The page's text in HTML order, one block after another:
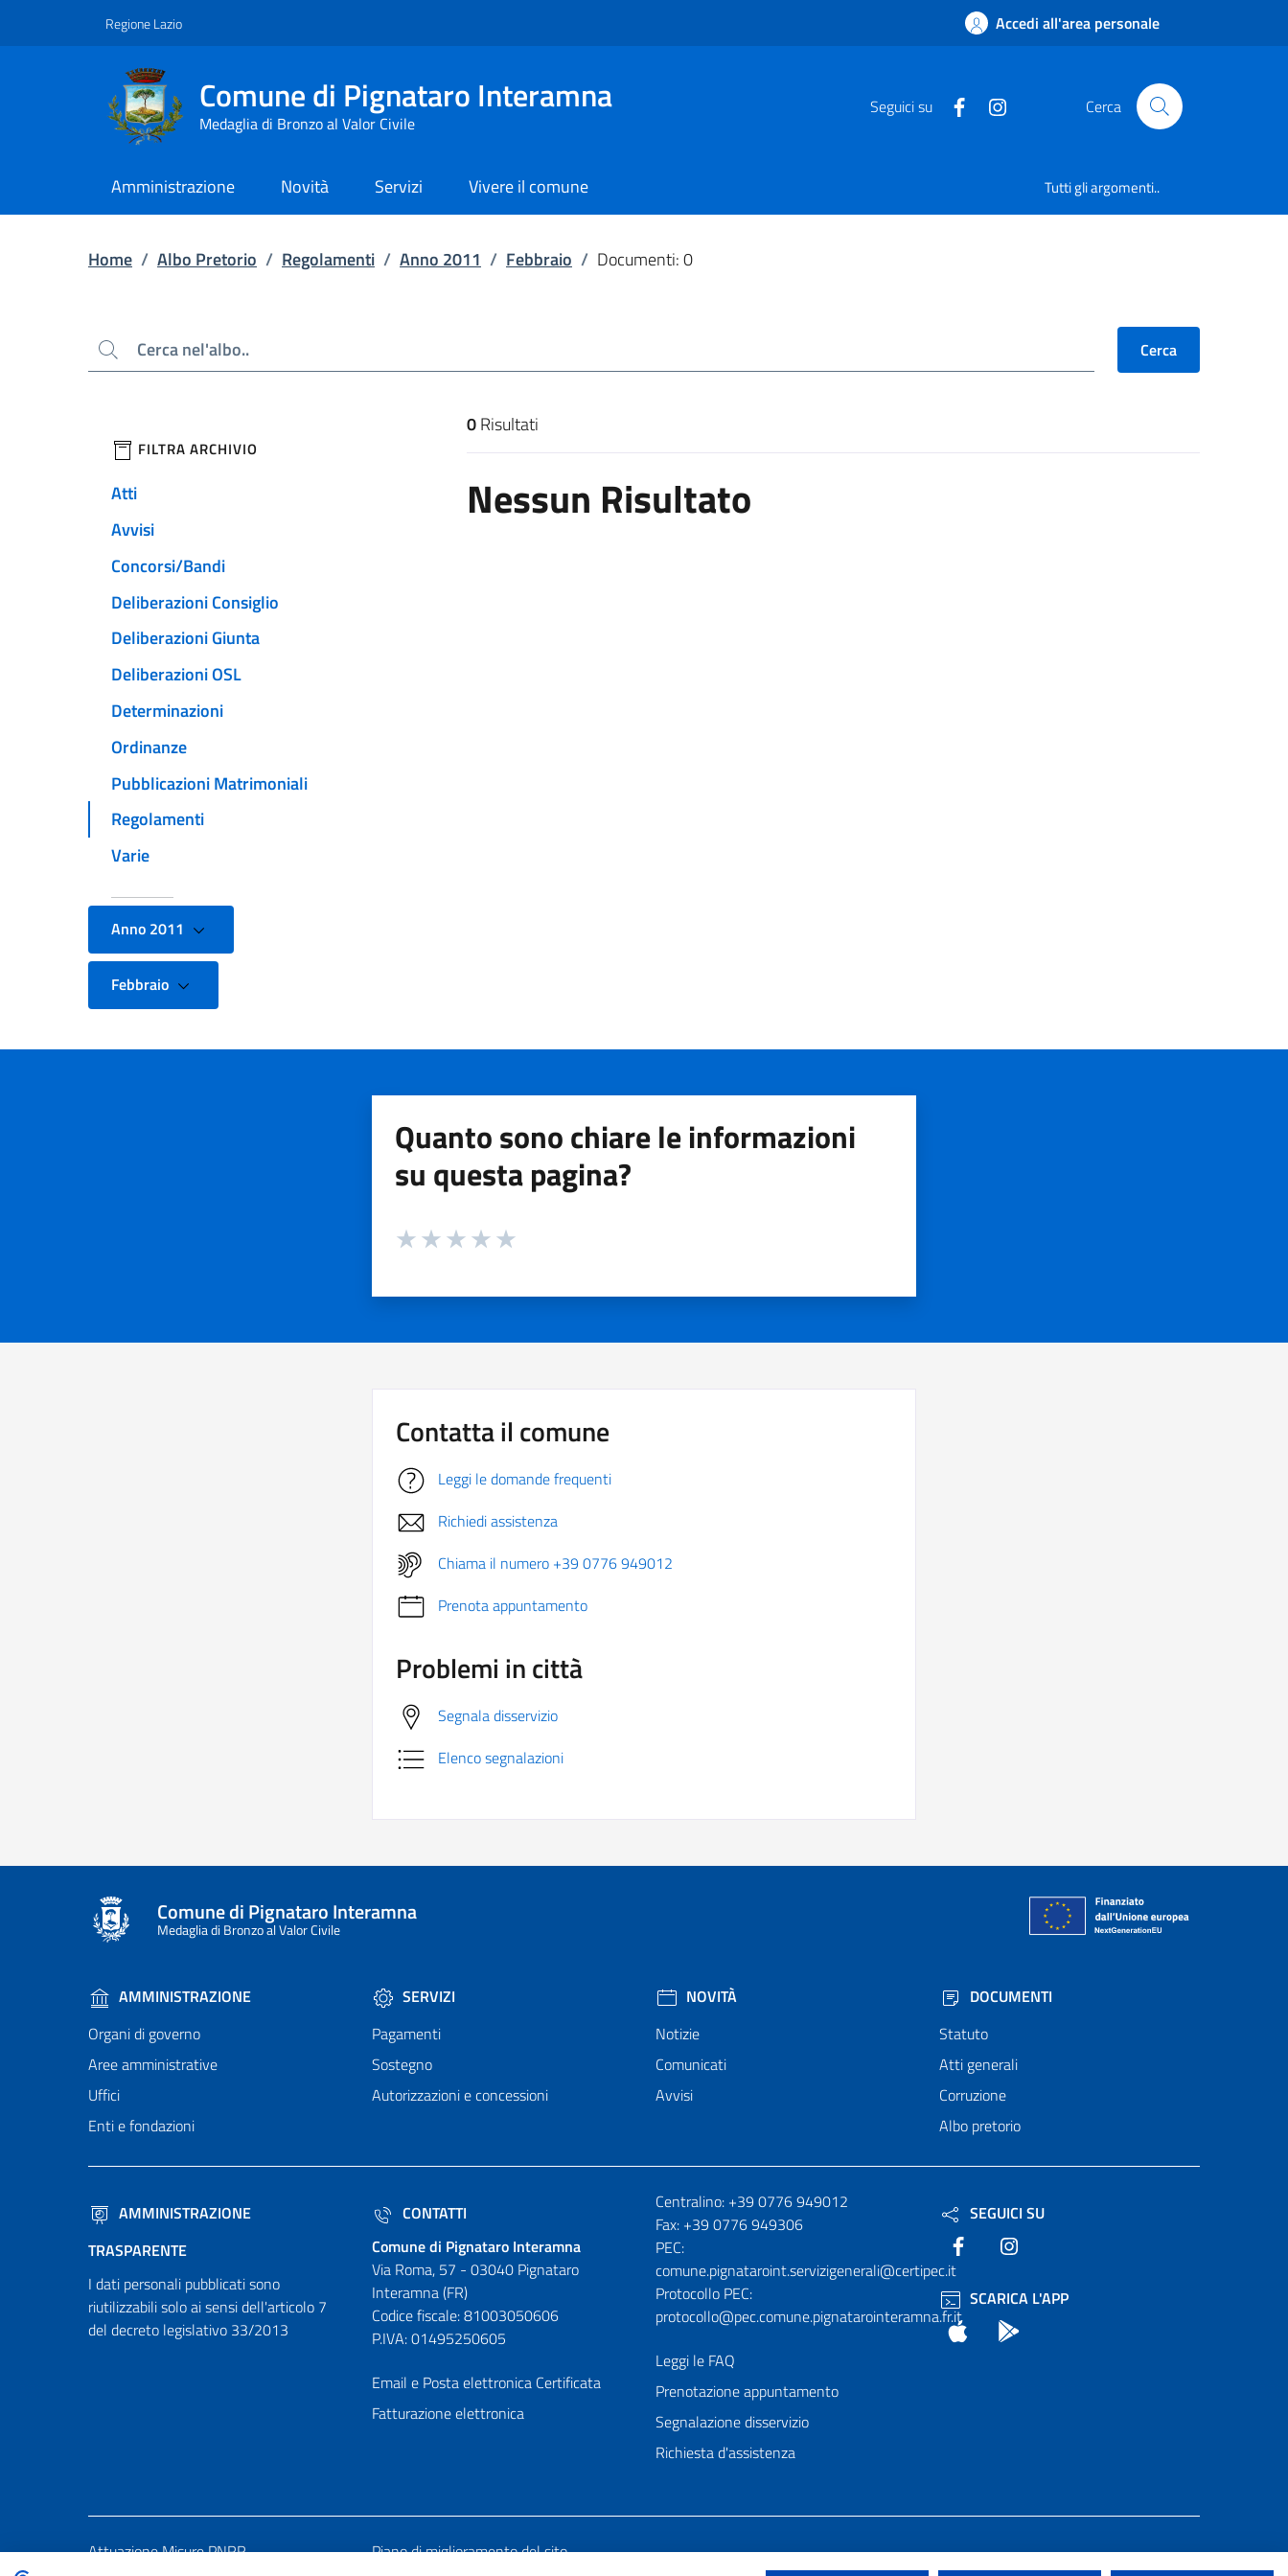
Regione Lazio Accedi all'area personale
Comune di Pignataro Interamna
Medaglia di Bronzo al Valor Civile
Seguici su Cerca
Amministrazione Novità Servizi Vivere il comune Tutti gli argomenti..
Home / Albo Pretorio / Regolamenti / Anno 2011 / Febbraio / Documenti: 0
Cerca Cerca
filtri da applicare
FILTRA ARCHIVIO
Atti
Avvisi
Concorsi/Bandi
Deliberazioni Consiglio
Deliberazioni Giunta
Deliberazioni OSL
Determinazioni
Ordinanze
Pubblicazioni Matrimoniali
Regolamenti
Varie
Anno 2011
Febbraio
Risultati di ricerca
0Risultati
Nessun Risultato
Quanto sono chiare le informazioni
su questa pagina?
Valuta da 1 a 5 stelle la pagina
Contatta il comune
Leggi le domande frequenti
Richiedi assistenza
Chiama il numero +39 0776 949012
Prenota appuntamento
Problemi in città
Segnala disservizio
Elenco segnalazioni
Comune di Pignataro Interamna
Medaglia di Bronzo al Valor Civile
AMMINISTRAZIONE
Organi di governo
Aree amministrative
Uffici
Enti e fondazioni
SERVIZI
Pagamenti
Sostegno
Autorizzazioni e concessioni
NOVITÀ
Notizie
Comunicati
Avvisi
DOCUMENTI
Statuto
Atti generali
Corruzione
Albo pretorio
AMMINISTRAZIONE
TRASPARENTE
I dati personali pubblicati sono
riutilizzabili solo ai sensi dell'articolo 7
del decreto legislativo 33/2013
CONTATTI
Comune di Pignataro Interamna
Via Roma, 57 - 03040 Pignataro
Interamna (FR)
Codice fiscale: 81003050606
P.IVA: 01495250605
Email e Posta elettronica Certificata
Fatturazione elettronica
Numeri utili
Centralino: +39 0776 949012
Fax: +39 0776 949306
PEC:
comune.pignataroint.servizigenerali@certipec.it
Protocollo PEC:
protocollo@pec.comune.pignatarointeramna.fr.it
Leggi le FAQ
Prenotazione appuntamento
Segnalazione disservizio
Richiesta d'assistenza
SEGUICI SU
Facebook
SCARICA L'APP
App Store
Attuazione Misure PNRR Piano di miglioramento del sito